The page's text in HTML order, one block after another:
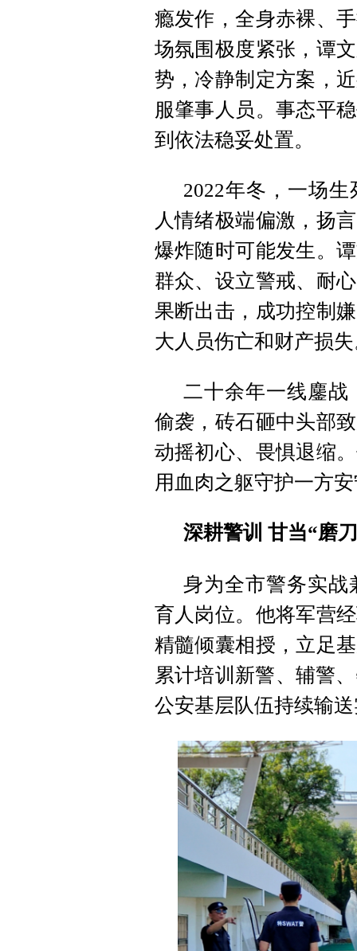
瘾发作，全身赤裸、
场氛围极度紧张，谭
势，冷静制定方案，
服肇事人员。事态平
到依法稳妥处置。
2022年冬，一场
人情绪极端偏激，扬
爆炸随时可能发生。
群众、设立警戒、耐
果断出击，成功控制
大人员伤亡和财产损
二十余年一线鏖战
偷袭，砖石砸中头部
动摇初心、畏惧退缩
用血肉之躯守护一方
深耕警训 甘当“磨
身为全市警务实战
育人岗位。他将军营
精髓倾囊相授，立足
累计培训新警、辅警
公安基层队伍持续输